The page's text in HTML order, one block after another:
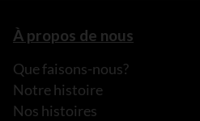
À propos de nous
Que faisons-nous?
Notre histoire
Nos histoires